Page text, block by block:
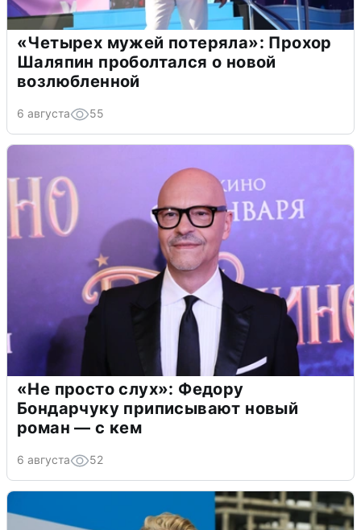
«Четырех мужей потеряла»: Прохор
Шаляпин проболтался о новой
возлюбленной
6 августа 55
«Не просто слух»: Федору
Бондарчуку приписывают новый
роман — с кем
6 августа 52